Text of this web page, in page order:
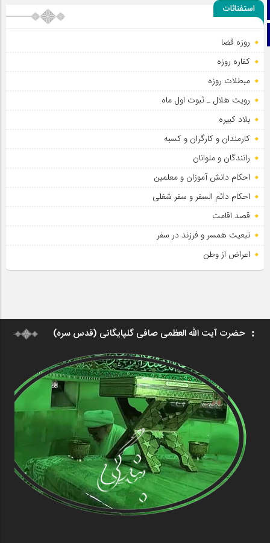
اینستاگرام
اطلاعیه مراسم عزاداری شهادت امام سجاد علیه السلام
استفتائات
روزه قضا
کفاره روزه
مبطلات روزه
رویت هلال ـ ثبوت اول ماه
بلاد کبیره
کارمندان و کارگران و کسبه
رانندگان و ملوانان
احکام دانش آموزان و معلمین
احکام دائم السفر و سفر شغلی
قصد اقامت
تبعیت همسر و فرزند در سفر
اعراض از وطن
حضرت آیت الله العظمی صافی گلپایگانی (قدس سره)